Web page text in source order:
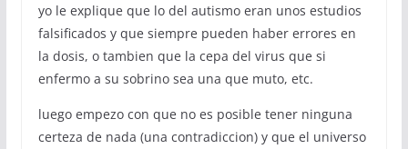
yo le explique que lo del autismo eran unos estudios
falsificados y que siempre pueden haber errores en
la dosis, o tambien que la cepa del virus que si
enfermo a su sobrino sea una que muto, etc.
luego empezo con que no es posible tener ninguna
certeza de nada (una contradiccion) y que el universo